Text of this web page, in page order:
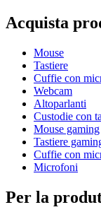
Acquista
Mouse
Tastiere
Cuffie con
Webcam
Altoparlanti
Custodie con
Mouse gaming
Tastiere
Cuffie con
Microfoni
Per la